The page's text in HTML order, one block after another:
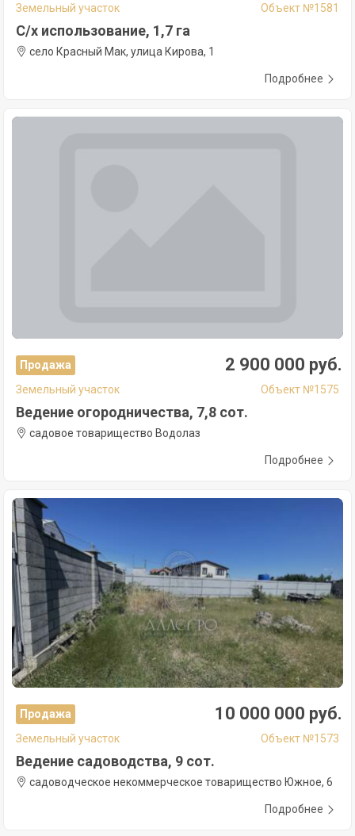
Земельный участок Объект №1581
С/х использование, 1,7 га
село Красный Мак, улица Кирова, 1
Подробнее
Продажа 2 900 000 руб.
Земельный участок Объект №1575
Ведение огородничества, 7,8 сот.
садовое товарищество Водолаз
Подробнее
Продажа 10 000 000 руб.
Земельный участок Объект №1573
Ведение садоводства, 9 сот.
садоводческое некоммерческое товарищество Южное, 6
Подробнее